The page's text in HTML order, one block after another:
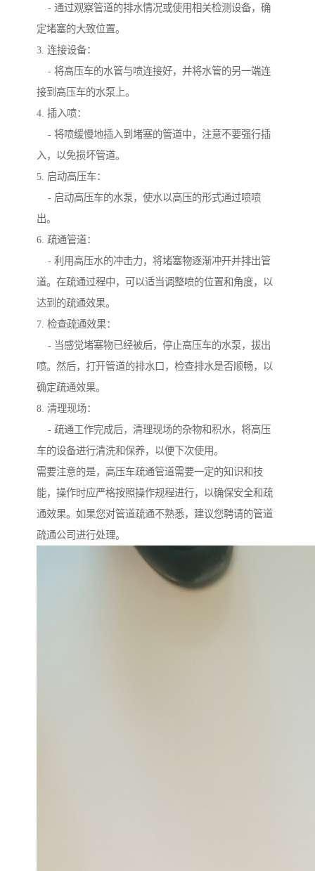
- 通过观察管道的排水情况或使用相关检测设备，确
定堵塞的大致位置。
3. 连接设备：
- 将高压车的水管与喷连接好，并将水管的另一端连
接到高压车的水泵上。
4. 插入喷：
- 将喷缓慢地插入到堵塞的管道中，注意不要强行插
入，以免损坏管道。
5. 启动高压车：
- 启动高压车的水泵，使水以高压的形式通过喷喷
出。
6. 疏通管道：
- 利用高压水的冲击力，将堵塞物逐渐冲开并排出管
道。在疏通过程中，可以适当调整喷的位置和角度，以
达到的疏通效果。
7. 检查疏通效果：
- 当感觉堵塞物已经被后，停止高压车的水泵，拔出
喷。然后，打开管道的排水口，检查排水是否顺畅，以
确定疏通效果。
8. 清理现场：
- 疏通工作完成后，清理现场的杂物和积水，将高压
车的设备进行清洗和保养，以便下次使用。
需要注意的是，高压车疏通管道需要一定的知识和技
能，操作时应严格按照操作规程进行，以确保安全和疏
通效果。如果您对管道疏通不熟悉，建议您聘请的管道
疏通公司进行处理。